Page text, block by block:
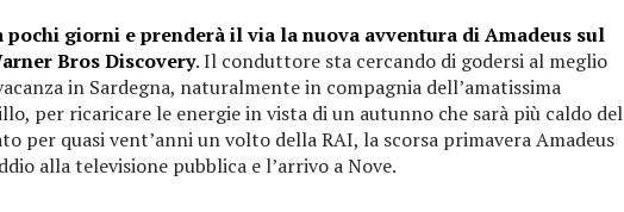
pochi giorni e prenderà il via la nuova avventura di Amadeus sul
Bros Discovery. Il conduttore sta cercando di godersi al meglio
in Sardegna, naturalmente in compagnia dell’amatissima
per ricaricare le energie in vista di un autunno che sarà più caldo del
per quasi vent’anni un volto della RAI, la scorsa primavera Amadeus
alla televisione pubblica e l’arrivo a Nove.